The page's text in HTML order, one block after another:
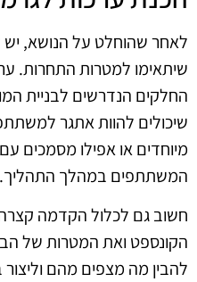
לאחר שהוחלט על הנושא, יש
שיתאימו למטרות התחרות.
החלקים הנדרשים לבניית
שיכולים להוות אתגר
מיוחדים או אפילו מסמכים
המשתתפים במהלך התהליך.
חשוב גם לכלול הקדמה
הקונספט ואת המטרות של
להבין מה מצפים מהם וליצור